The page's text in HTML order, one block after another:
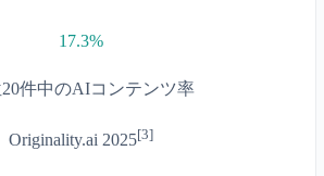
17.3%
20件中のAIコンテンツ率
Originality.ai 2025[3]